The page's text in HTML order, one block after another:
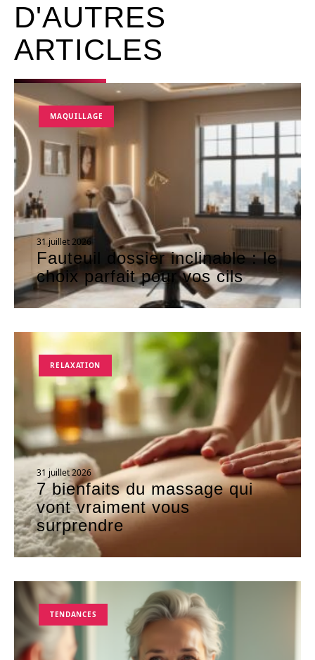
D'AUTRES
ARTICLES
MAQUILLAGE
31 juillet 2026
Fauteuil dossier inclinable : le
choix parfait pour vos cils
RELAXATION
31 juillet 2026
7 bienfaits du massage qui
vont vraiment vous
surprendre
TENDANCES